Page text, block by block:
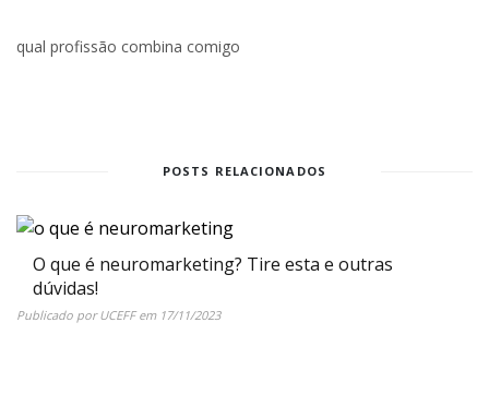
qual profissão combina comigo
POSTS RELACIONADOS
O que é neuromarketing? Tire esta e outras
dúvidas!
Publicado porUCEFFem 17/11/2023